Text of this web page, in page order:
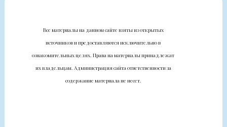
Все материалы на данном сайте взяты из открытых
источников и предоставляются исключительно в
ознакомительных целях. Права на материалы принадлежат
их владельцам. Администрация сайта ответственности за
содержание материала не несет.